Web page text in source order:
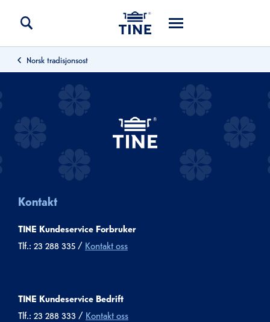
Norsk tradisjonsost
Kontakt
TINE Kundeservice Forbruker
Tlf.: 23 288 335 / Kontakt oss
TINE Kundeservice Bedrift
Tlf.: 23 288 333 / Kontakt oss